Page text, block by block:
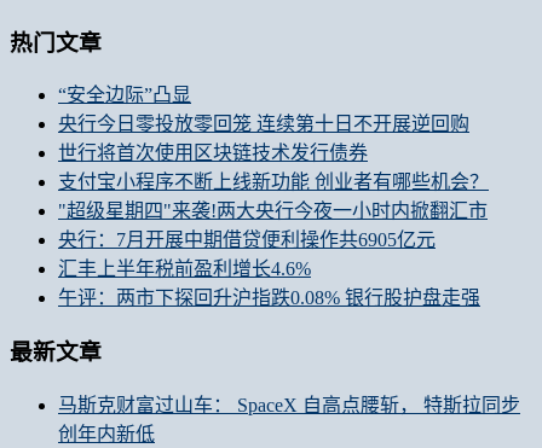
热门文章
“安全边际”凸显
央行今日零投放零回笼 连续第十日不开展逆回购
世行将首次使用区块链技术发行债券
支付宝小程序不断上线新功能 创业者有哪些机会？
"超级星期四"来袭!两大央行今夜一小时内掀翻汇市
央行：7月开展中期借贷便利操作共6905亿元
汇丰上半年税前盈利增长4.6%
午评：两市下探回升沪指跌0.08% 银行股护盘走强
最新文章
马斯克财富过山车： SpaceX 自高点腰斩， 特斯拉同步
创年内新低